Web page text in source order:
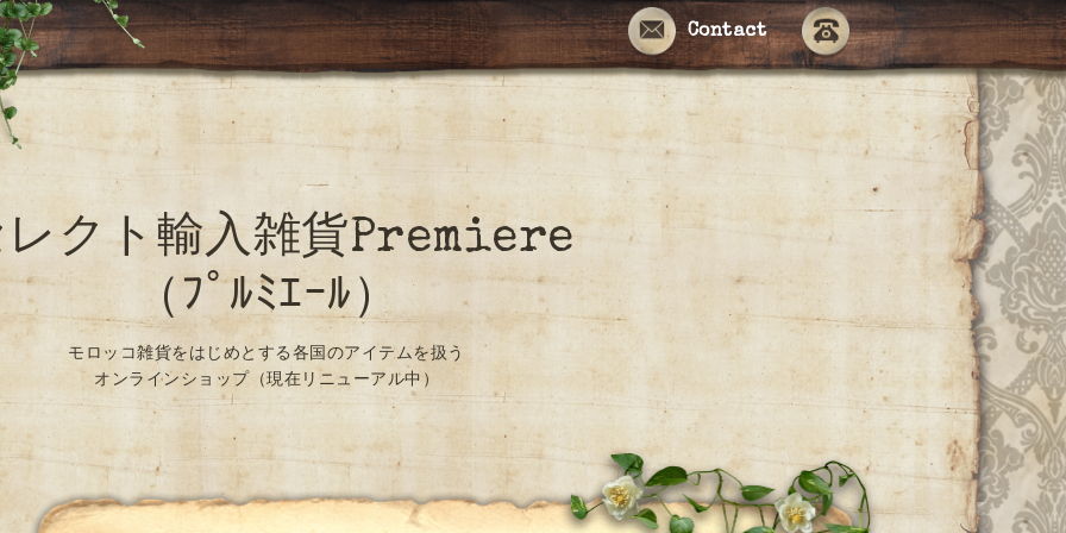
Contact
レクト輸入雑貨Premiere
（ﾌﾟﾙﾐｴｰﾙ）
モロッコ雑貨をはじめとする各国のアイテムを扱う
オンラインショップ（現在リニューアル中）